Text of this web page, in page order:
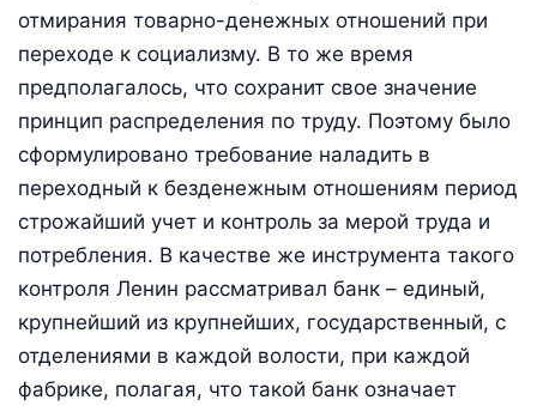
отмирания товарно-денежных отношений при
переходе к социализму. В то же время
предполагалось, что сохранит свое значение
принцип распределения по труду. Поэтому было
сформулировано требование наладить в
переходный к безденежным отношениям период
строжайший учет и контроль за мерой труда и
потребления. В качестве же инструмента такого
контроля Ленин рассматривал банк – единый,
крупнейший из крупнейших, государственный, с
отделениями в каждой волости, при каждой
фабрике, полагая, что такой банк означает